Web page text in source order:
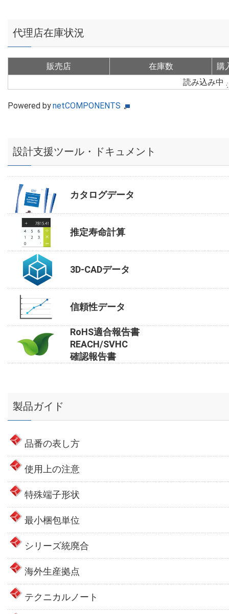
代理店在庫状況
販売店 在庫数
購
読み込み中
Powered bynetCOMPONENTS
設計支援ツール・ドキュメント
カタログデータ
推定寿命計算
3D-CADデータ
信頼性データ
RoHS適合報告書
REACH/SVHC
確認報告書
製品ガイド
品番の表し方
使用上の注意
特殊端子形状
最小梱包単位
シリーズ統廃合
海外生産拠点
テクニカルノート